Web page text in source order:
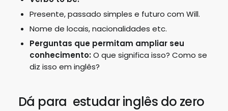
Presente, passado simples e futuro com Will.
Nome de locais, nacionalidades etc.
Perguntas que permitam ampliar seu
conhecimento:O que significa isso? Como se
diz isso em inglês?
Dá para estudar inglês do zero